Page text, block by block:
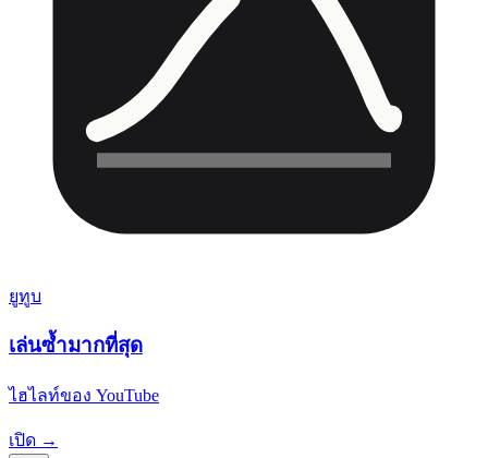
ยูทูบ
เล่นซ้ำมากที่สุด
ไฮไลท์ของ YouTube
เปิด →